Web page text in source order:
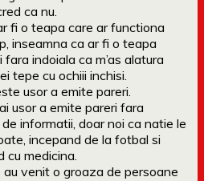
ca nu.
fi o teapa care ar functiona
inseamna ca ar fi o teapa
fara indoiala ca m’as alatura
tepe cu ochiii inchisi.
usor a emite pareri.
usor a emite pareri fara
informatii, doar noi ca natie le
incepand de la fotbal si
cu medicina.
au venit o groaza de persoane